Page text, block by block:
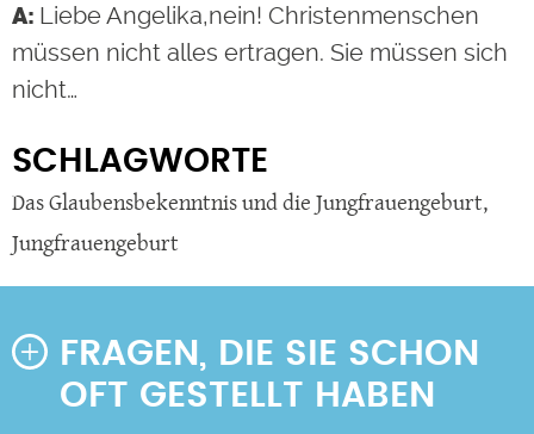
Liebe Angelika,nein! Christenmenschen
müssen nicht alles ertragen. Sie müssen sich
nicht…
SCHLAGWORTE
Das Glaubensbekenntnis und die Jungfrauengeburt,
Jungfrauengeburt
FRAGEN, DIE SIE SCHON
OFT GESTELLT HABEN